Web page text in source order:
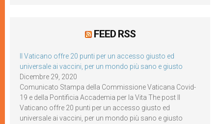
FEED RSS
Il Vaticano offre 20 punti per un accesso giusto ed
universale ai vaccini, per un mondo più sano e giusto
Dicembre 29, 2020
Comunicato Stampa della Commissione Vaticana Covid-
19 e della Pontificia Accademia per la Vita The post Il
Vaticano offre 20 punti per un accesso giusto ed
universale ai vaccini, per un mondo più sano e giusto